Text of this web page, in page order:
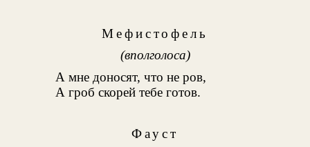
Мефистофель
(вполголоса)
А мне доносят, что не ров,
А гроб скорей тебе готов.
Фауст